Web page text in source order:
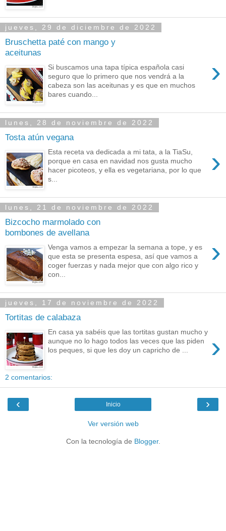
jueves, 29 de diciembre de 2022
Bruschetta paté con mango y
aceitunas
›
Si buscamos una tapa típica española casi
seguro que lo primero que nos vendrá a la
cabeza son las aceitunas y es que en muchos
bares cuando...
lunes, 28 de noviembre de 2022
Tosta atún vegana
›
Esta receta va dedicada a mi tata, a la TiaSu,
porque en casa en navidad nos gusta mucho
hacer picoteos, y ella es vegetariana, por lo que
s...
lunes, 21 de noviembre de 2022
Bizcocho marmolado con
bombones de avellana
›
Venga vamos a empezar la semana a tope, y es
que esta se presenta espesa, así que vamos a
coger fuerzas y nada mejor que con algo rico y
con...
jueves, 17 de noviembre de 2022
Tortitas de calabaza
›
En casa ya sabéis que las tortitas gustan mucho y
aunque no lo hago todos las veces que las piden
los peques, si que les doy un capricho de ...
2 comentarios:
‹ ›
Inicio
Ver versión web
Con la tecnología de Blogger.